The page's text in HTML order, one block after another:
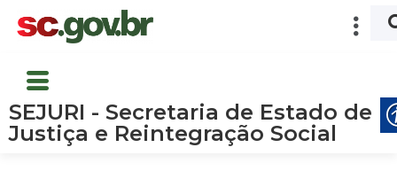
SEJURI - Secretaria de Estado de
Justiça e Reintegração Social